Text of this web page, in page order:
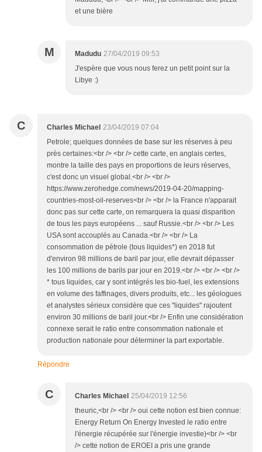
et une bière
M Madudu 27/04/2019 09:53
J'espère que vous nous ferez un petit point sur la
Libye :)
C Charles Michael 23/04/2019 07:04
Petrole; quelques données de base sur les réserves à peu
près certaines:<br /> <br /> cette carte, en anglais certes,
montre la taille des pays en proportions de leurs réserves,
c'est donc un visuel global.<br /> <br />
https://www.zerohedge.com/news/2019-04-20/mapping-
countries-most-oil-reserves<br /> <br /> la France n'apparait
donc pas sur cette carte, on remarquera la quasi disparition
de tous les pays européens ... sauf Russie.<br /> <br /> Les
USA sont accouplés au Canada.<br /> <br /> La
consommation de pétrole (tous liquides*) en 2018 fut
d'environ 98 millions de baril par jour, elle devrait dépasser
les 100 millions de barils par jour en 2019.<br /> <br /> <br />
* tous liquides, car y sont intégrés les bio-fuel, les extensions
en volume des faffinages, divers produits, etc... les géologues
et analystes sérieux considère que ces "liquides" rajoutent
environ 30 millions de baril jour.<br /> Enfin une considération
connexe serait le ratio entre consommation nationale et
production nationale pour déterminer la part exportable.
Répondre
C Charles Michael 25/04/2019 12:56
theuric,<br /> <br /> oui cette notion est bien connue:
Energy Return On Energy Invested le ratio entre
l'énergie récupérée sur l'énergie investie)<br /> <br
/> cette notion de EROEI a pris une grande